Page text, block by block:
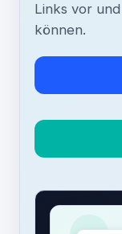
Links vor
können.